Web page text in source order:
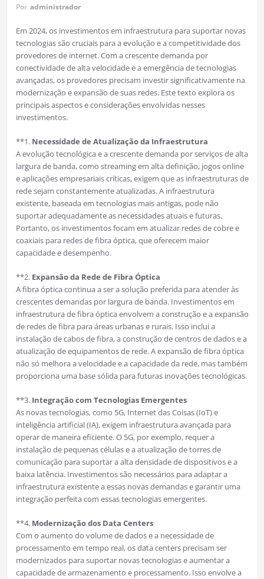
Por administrador
Em 2024, os investimentos em infraestrutura para suportar novas
tecnologias são cruciais para a evolução e a competitividade dos
provedores de internet. Com a crescente demanda por
conectividade de alta velocidade e a emergência de tecnologias
avançadas, os provedores precisam investir significativamente na
modernização e expansão de suas redes. Este texto explora os
principais aspectos e considerações envolvidas nesses
investimentos.
**1. Necessidade de Atualização da Infraestrutura
A evolução tecnológica e a crescente demanda por serviços de alta
largura de banda, como streaming em alta definição, jogos online
e aplicações empresariais críticas, exigem que as infraestruturas de
rede sejam constantemente atualizadas. A infraestrutura
existente, baseada em tecnologias mais antigas, pode não
suportar adequadamente as necessidades atuais e futuras.
Portanto, os investimentos focam em atualizar redes de cobre e
coaxiais para redes de fibra óptica, que oferecem maior
capacidade e desempenho.
**2. Expansão da Rede de Fibra Óptica
A fibra óptica continua a ser a solução preferida para atender às
crescentes demandas por largura de banda. Investimentos em
infraestrutura de fibra óptica envolvem a construção e a expansão
de redes de fibra para áreas urbanas e rurais. Isso inclui a
instalação de cabos de fibra, a construção de centros de dados e a
atualização de equipamentos de rede. A expansão de fibra óptica
não só melhora a velocidade e a capacidade da rede, mas também
proporciona uma base sólida para futuras inovações tecnológicas.
**3. Integração com Tecnologias Emergentes
As novas tecnologias, como 5G, Internet das Coisas (IoT) e
inteligência artificial (IA), exigem infraestrutura avançada para
operar de maneira eficiente. O 5G, por exemplo, requer a
instalação de pequenas células e a atualização de torres de
comunicação para suportar a alta densidade de dispositivos e a
baixa latência. Investimentos são necessários para adaptar a
infraestrutura existente a essas novas demandas e garantir uma
integração perfeita com essas tecnologias emergentes.
**4. Modernização dos Data Centers
Com o aumento do volume de dados e a necessidade de
processamento em tempo real, os data centers precisam ser
modernizados para suportar novas tecnologias e aumentar a
capacidade de armazenamento e processamento. Isso envolve a